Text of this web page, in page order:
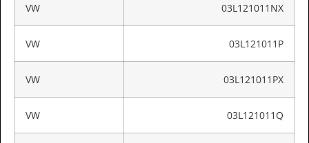
VW 03L121011NX
VW 03L121011P
VW 03L121011PX
VW 03L121011Q